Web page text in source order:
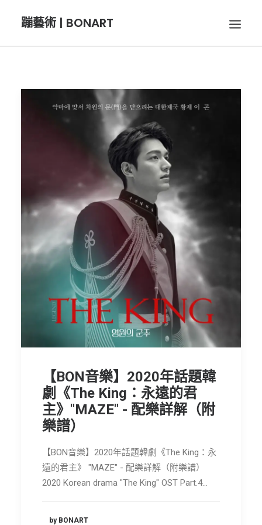
蹦藝術 | BONART
BON呼吸
BON插畫
BON旅行
節慶長笛樂團
關於我們
【BON音樂】2020年話題韓
劇《The King：永遠的君
主》"MAZE" - 配樂詳解（附
樂譜）
【BON音樂】2020年話題韓劇《The King：永
遠的君主》 "MAZE" - 配樂詳解（附樂譜）
2020 Korean drama "The King" OST Part.4…
by BONART